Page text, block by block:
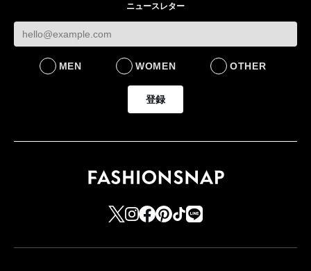
ニュースレター
MEN WOMEN OTHER
登録